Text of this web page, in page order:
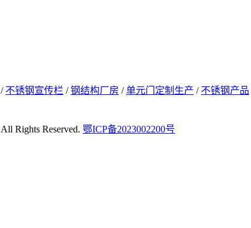
/ 不锈钢宣传栏 /钢结构厂房 /单元门定制生产 / 不锈钢产品
All Rights Reserved. 鄂ICP备2023002200号